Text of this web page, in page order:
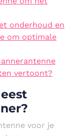
onderhoud en
om optimale
vertoont?
voor je